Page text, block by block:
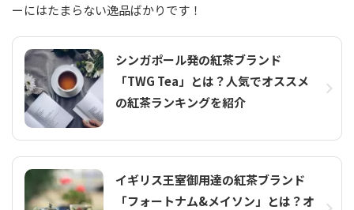
ーにはたまらない逸品ばかりです！
シンガポール発の紅茶ブランド
「TWG Tea」とは？人気でオススメ
の紅茶ランキングを紹介
イギリス王室御用達の紅茶ブランド
「フォートナム&メイソン」とは？オ